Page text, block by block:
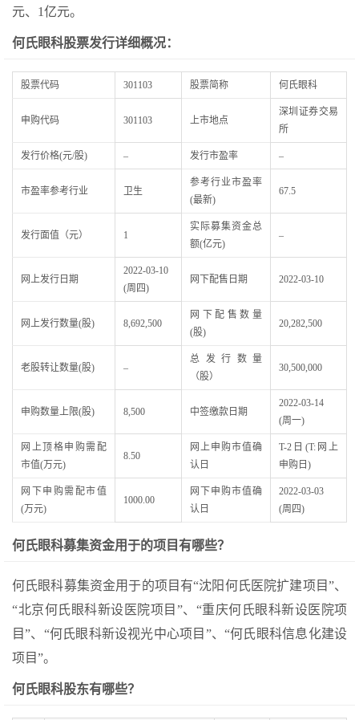
元、1亿元。
何氏眼科股票发行详细概况：
股票代码 301103 股票简称 何氏眼科
申购代码 301103 上市地点
深圳证券交易
所
发行价格(元/股) – 发行市盈率 –
市盈率参考行业 卫生
参考行业市盈率
(最新)
67.5
发行面值（元） 1
实际募集资金总
额(亿元)
–
网上发行日期
2022-03-10
(周四)
网下配售日期 2022-03-10
网上发行数量(股) 8,692,500
网下配售数量
(股)
20,282,500
老股转让数量(股) –
总发行数量
（股）
30,500,000
申购数量上限(股) 8,500 中签缴款日期
2022-03-14
(周一)
网上顶格申购需配
市值(万元)
8.50
网上申购市值确
认日
T-2日(T:网上
申购日)
网下申购需配市值
(万元)
1000.00
网下申购市值确
认日
2022-03-03
(周四)
何氏眼科募集资金用于的项目有哪些？
何氏眼科募集资金用于的项目有“沈阳何氏医院扩建项目”、
“北京何氏眼科新设医院项目”、“重庆何氏眼科新设医院项
目”、“何氏眼科新设视光中心项目”、“何氏眼科信息化建设
项目”。
何氏眼科股东有哪些？